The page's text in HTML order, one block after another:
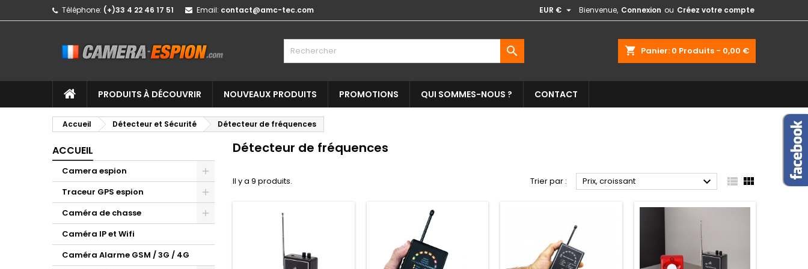
Téléphone: (+)33 4 22 46 17 51 Email: contact@amc-tec.com Bienvenue, Connexion ou Créez votre compte
EUR € 
shopping_cart Panier: 0 Produits - 0,00 €

PRODUITS À DÉCOUVRIR NOUVEAUX PRODUITS PROMOTIONS QUI SOMMES-NOUS ? CONTACT
Accueil Détecteur et Sécurité Détecteur de fréquences
ACCUEIL
Camera espion
Traceur GPS espion
Caméra de chasse
Caméra IP et Wifi
Caméra Alarme GSM / 3G / 4G
Détecteur de fréquences
Il y a 9 produits. Trier par : Prix, croissant   